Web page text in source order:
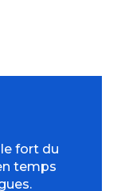
fort du
temps